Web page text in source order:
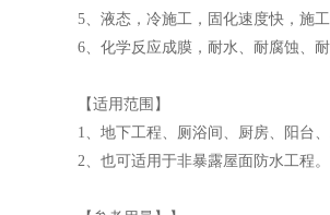
5、液态，冷施工，固化速度快，施
6、化学反应成膜，耐水、耐腐蚀、
【适用范围】
1、地下工程、厕浴间、厨房、阳台
2、也可适用于非暴露屋面防水工程。